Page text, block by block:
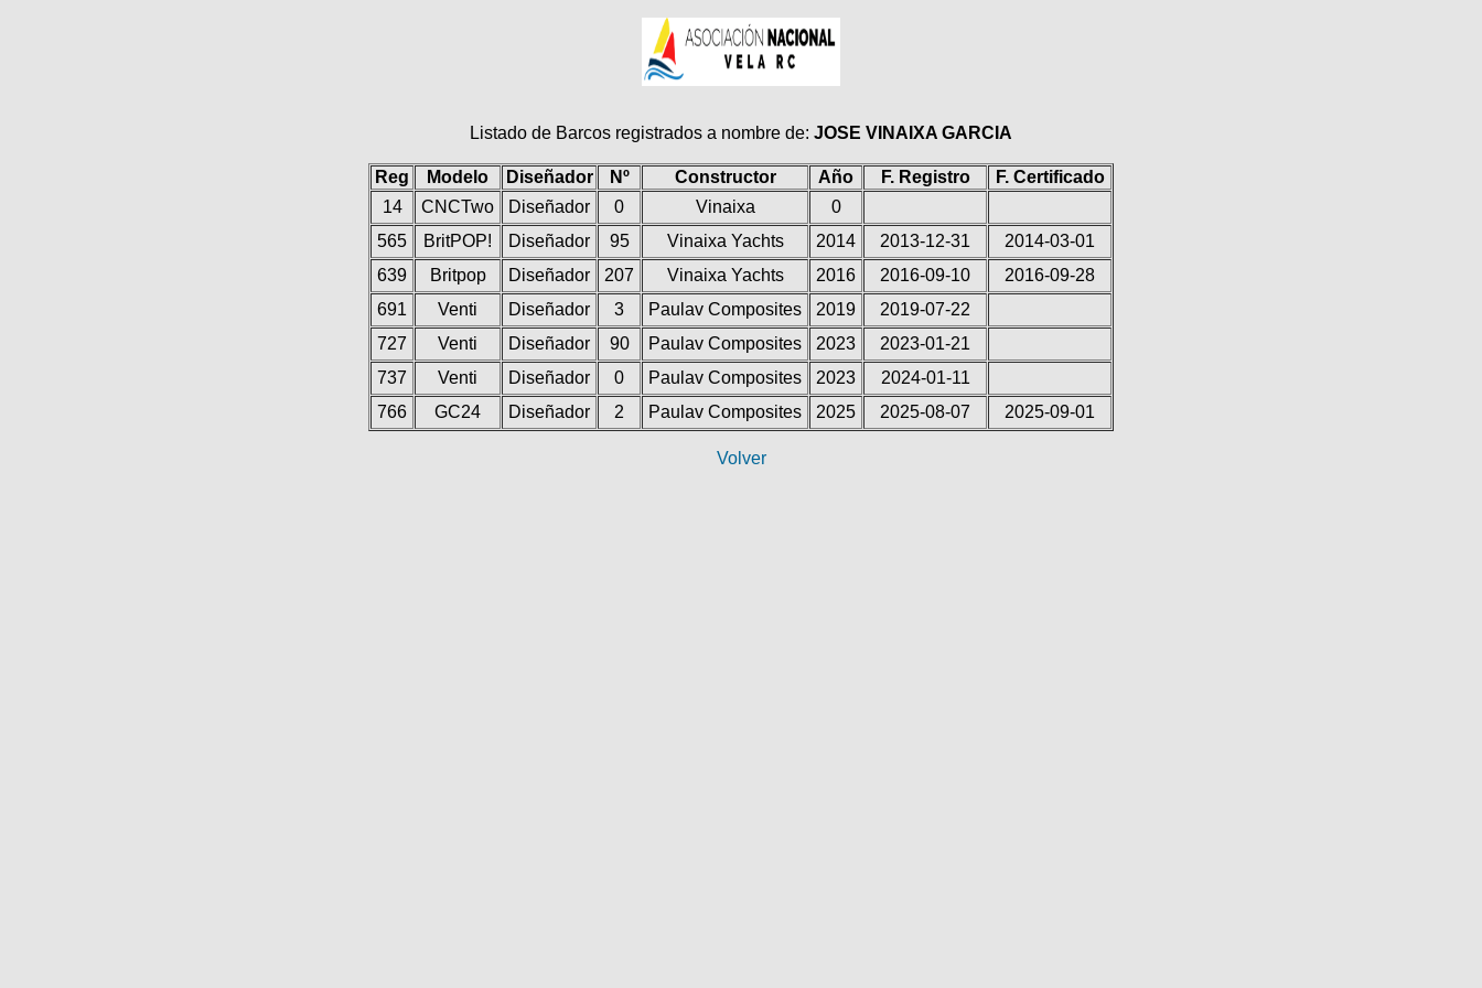
Listado de Barcos registrados a nombre de: JOSE VINAIXA GARCIA
Reg Modelo Diseñador Nº Constructor Año F. Registro
F. Certificado
14
CNCTwo Diseñador 0 Vinaixa
0
565
BritPOP! Diseñador 95 Vinaixa Yachts 2014 2013-12-31
2014-03-01
639
Britpop Diseñador 207 Vinaixa Yachts 2016 2016-09-10
2016-09-28
691
Venti Diseñador 3 Paulav Composites 2019
2019-07-22
727
Venti Diseñador 90 Paulav Composites 2023
2023-01-21
737
Venti Diseñador 0 Paulav Composites 2023
2024-01-11
766
GC24 Diseñador 2 Paulav Composites 2025 2025-08-07 2025-09-01
Volver